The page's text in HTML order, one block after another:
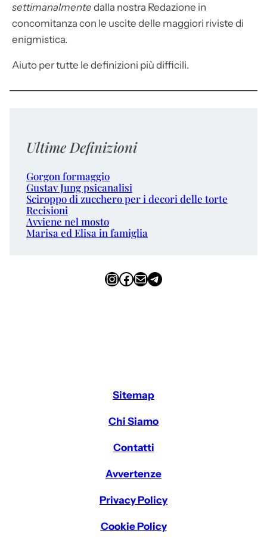
settimanalmente dalla nostra Redazione in
concomitanza con le uscite delle maggiori riviste di
enigmistica.
Aiuto per tutte le definizioni più difficili.
Ultime Definizioni
Gorgon formaggio
Gustav Jung psicanalisi
Sciroppo di zucchero per i decori delle torte
Recisioni
Avviene nel mosto
Marisa ed Elisa in famiglia
InstagramFacebook Email Telegram
Sitemap
Chi Siamo
Contatti
Avvertenze
Privacy Policy
Cookie Policy